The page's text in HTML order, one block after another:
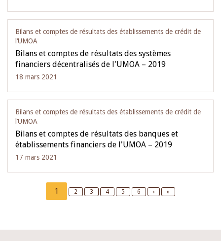
Bilans et comptes de résultats des établissements de crédit de
l‘UMOA
Bilans et comptes de résultats des systèmes
financiers décentralisés de l'UMOA – 2019
18 mars 2021
Bilans et comptes de résultats des établissements de crédit de
l‘UMOA
Bilans et comptes de résultats des banques et
établissements financiers de l'UMOA – 2019
17 mars 2021
Current
page
1 Page
2 Page
3 Page
4 Page
5 Page
6
Next
›
Last
»